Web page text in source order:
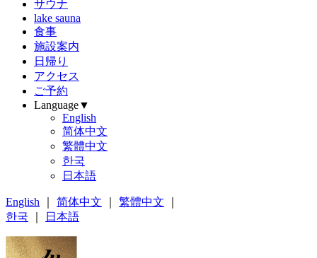
サウナ
lake sauna
食事
施設案内
日帰り
アクセス
ご予約
Language▼
English
简体中文
繁體中文
한국
日本語
English 简体中文 繁體中文
한국
日本語